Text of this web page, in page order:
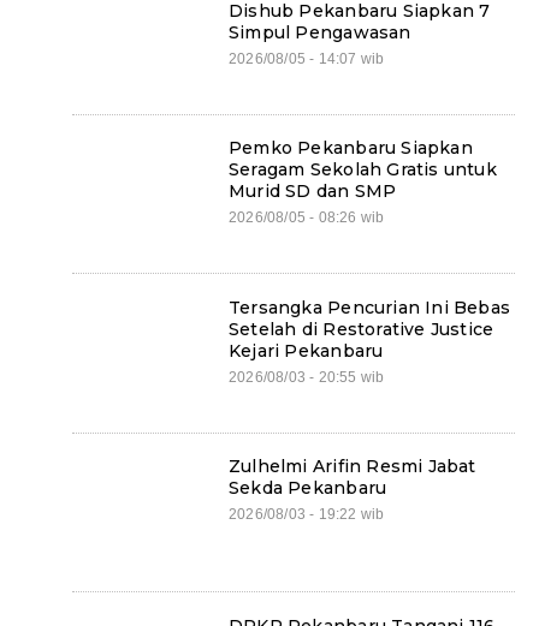
Dishub Pekanbaru Siapkan 7
Simpul Pengawasan
2026/08/05 - 14:07 wib
Pemko Pekanbaru Siapkan
Seragam Sekolah Gratis untuk
Murid SD dan SMP
2026/08/05 - 08:26 wib
Tersangka Pencurian Ini Bebas
Setelah di Restorative Justice
Kejari Pekanbaru
2026/08/03 - 20:55 wib
Zulhelmi Arifin Resmi Jabat
Sekda Pekanbaru
2026/08/03 - 19:22 wib